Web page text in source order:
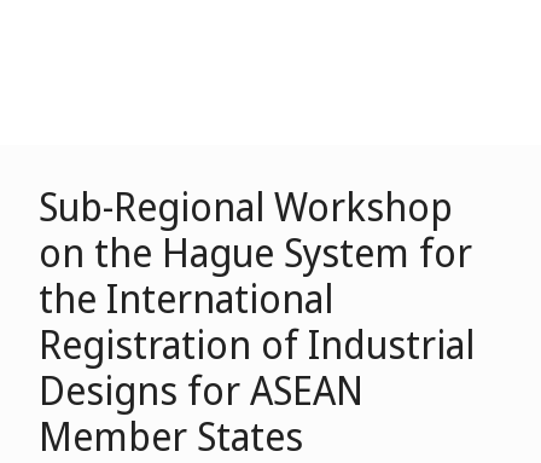
Sub-Regional Workshop
on the Hague System for
the International
Registration of Industrial
Designs for ASEAN
Member States